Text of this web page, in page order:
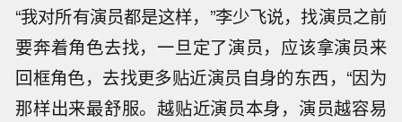
“我对所有演员都是这样，”李少飞说，找演员之前
要奔着角色去找，一旦定了演员，应该拿演员来
回框角色，去找更多贴近演员自身的东西，“因为
那样出来最舒服。越贴近演员本身，演员越容易